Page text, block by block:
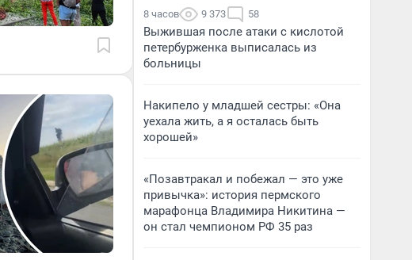
8 часов 9 373 58
Выжившая после атаки с кислотой
петербурженка выписалась из
больницы
Накипело у младшей сестры: «Она
уехала жить, а я осталась быть
хорошей»
«Позавтракал и побежал — это уже
привычка»: история пермского
марафонца Владимира Никитина —
он стал чемпионом РФ 35 раз